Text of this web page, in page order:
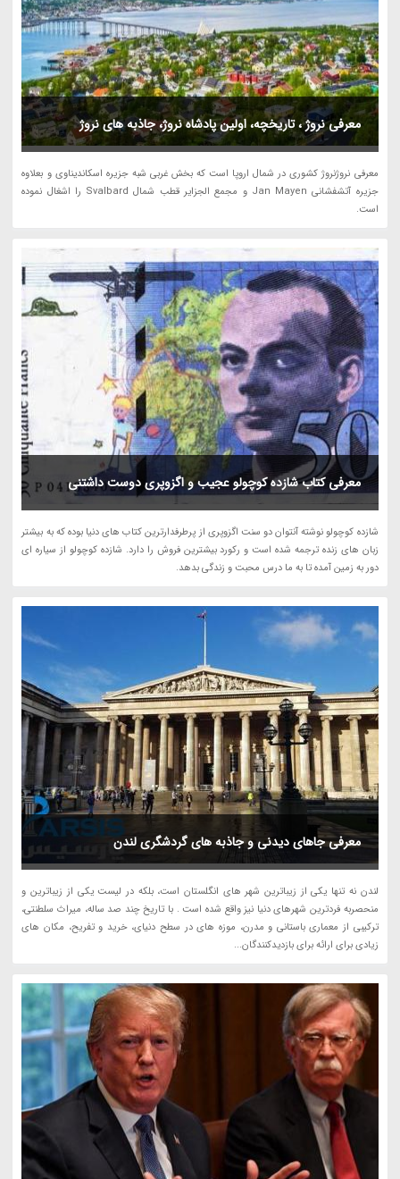
معرفی نروژ ، تاریخچه، اولین پادشاه نروژ، جاذبه های نروژ
معرفی نروژنروژ کشوری در شمال اروپا است که بخش غربی شبه جزیره اسکاندیناوی و بعلاوه
جزیره آتشفشانی Jan Mayen و مجمع الجزایر قطب شمال Svalbard را اشغال نموده
است.
معرفی کتاب شازده کوچولو عجیب و اگزوپری دوست داشتنی
شازده کوچولو نوشته آنتوان دو سنت اگزوپری از پرطرفدارترین کتاب های دنیا بوده که به بیشتر
زبان های زنده ترجمه شده است و رکورد بیشترین فروش را دارد. شازده کوچولو از سیاره ای
دور به زمین آمده تا به ما درس محبت و زندگی بدهد.
معرفی جاهای دیدنی و جاذبه های گردشگری لندن
لندن نه تنها یکی از زیباترین شهر های انگلستان است، بلکه در لیست یکی از زیباترین و
منحصربه فردترین شهرهای دنیا نیز واقع شده است . با تاریخ چند صد ساله، میراث سلطنتی،
ترکیبی از معماری باستانی و مدرن، موزه های در سطح دنیای، خرید و تفریح، مکان های
زیادی برای ارائه برای بازدیدکنندگان...